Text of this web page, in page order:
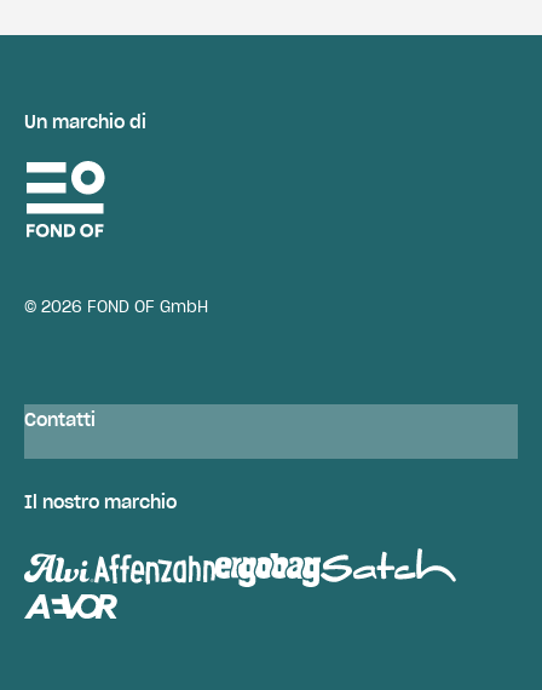
Un marchio di
© 2026 FOND OF GmbH
Contatti
Il nostro marchio